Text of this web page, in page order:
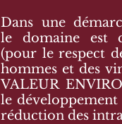
Dans une
le domaine est
(pour le respect
hommes et des
VALEUR
le
réduction des